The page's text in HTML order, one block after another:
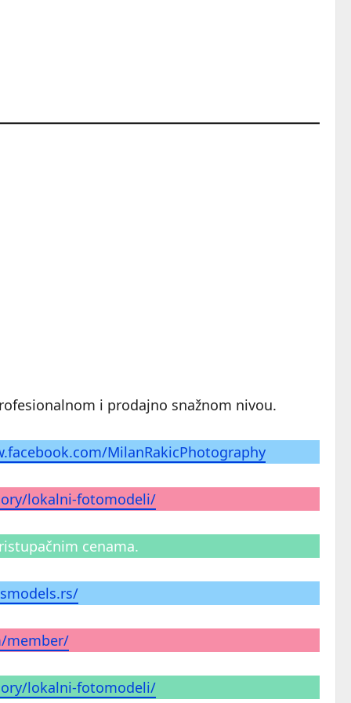
i prodajno snažnom nivou.
MilanRakicPhotography
lokalni-fotomodeli/
cenama.
member/
lokalni-fotomodeli/